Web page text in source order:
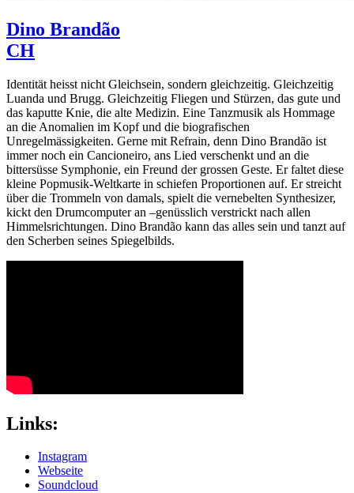
Dino Brandão
CH
Identität heisst nicht Gleichsein, sondern gleichzeitig. Gleichzeitig
Luanda und Brugg. Gleichzeitig Fliegen und Stürzen, das gute und
das kaputte Knie, die alte Medizin. Eine Tanzmusik als Hommage
an die Anomalien im Kopf und die biografischen
Unregelmässigkeiten. Gerne mit Refrain, denn Dino Brandão ist
immer noch ein Cancioneiro, ans Lied verschenkt und an die
bittersüsse Symphonie, ein Freund der grossen Geste. Er faltet diese
kleine Popmusik-Weltkarte in schiefen Proportionen auf. Er streicht
über die Trommeln von damals, spielt die vernebelten Synthesizer,
kickt den Drumcomputer an –genüsslich verstrickt nach allen
Himmelsrichtungen. Dino Brandão kann das alles sein und tanzt auf
den Scherben seines Spiegelbilds.
Links:
Instagram
Webseite
Soundcloud